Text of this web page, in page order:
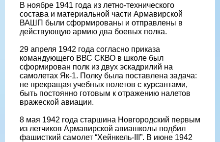
В ноябре 1941 года из летно-технического
состава и материальной части Армавирской
ВАШП были сформированы и отправлены в
действующую армию два боевых полка.
29 апреля 1942 года согласно приказа
командующего ВВС СКВО в школе был
сформирован полк из двух эскадрилий на
самолетах Як-1. Полку была поставлена задача:
не прекращая учебных полетов с курсантами,
быть постоянно готовым к отражению налетов
вражеской авиации.
8 мая 1942 года старшина Новгородский первым
из летчиков Армавирской авиашколы подбил
фашисткий самолет “Хейнкель-III”. В июне 1942